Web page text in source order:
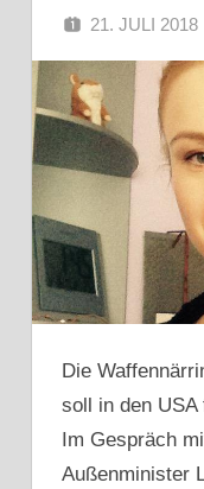
21. JULI 2018
Die
soll in den
Im Gespräch
Außenminister